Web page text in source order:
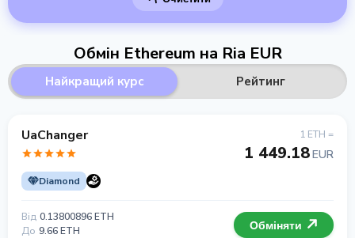
Обмін Ethereum на Ria EUR
Найкращий курс Рейтинг
UaChanger
Diamond
1 ETH =
1 449.18EUR
Від 0.13800896 ETH
До 9.66 ETH Обміняти